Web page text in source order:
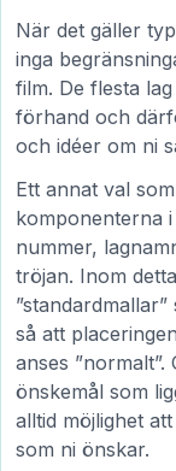
När det gäller
inga
film. De flesta
förhand och
och idéer om ni
Ett annat val
komponenterna
nummer,
tröjan. Inom
så att
anses
önskemål som
alltid möjlighet
som ni önskar.